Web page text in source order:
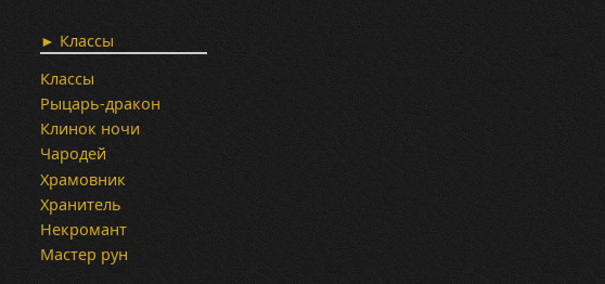
► Классы
Классы
Рыцарь-дракон
Клинок ночи
Чародей
Храмовник
Хранитель
Некромант
Мастер рун